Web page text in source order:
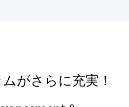
がさらに充実！